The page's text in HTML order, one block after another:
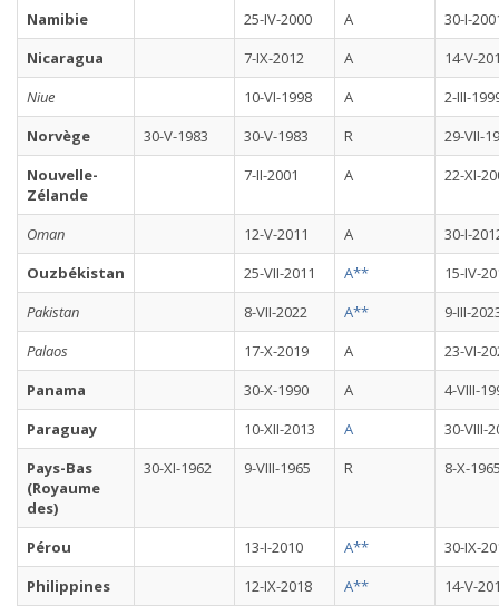
Namibie
25-IV-2000 A
30-I-
Nicaragua
7-IX-2012 A
14-V-
Niue
10-VI-1998 A
2-III-
Norvège
30-V-1983 30-V-1983 R
29-VII-
Nouvelle-
Zélande
7-II-2001 A 22-XI-
Oman 12-V-2011 A
30-I-
Ouzbékistan
25-VII-2011 A**
15-IV-
Pakistan
8-VII-2022 A**
9-III-
Palaos
17-X-2019 A
23-VI-
Panama
30-X-1990 A
4-VIII-
Paraguay
10-XII-2013 A
30-VIII-
Pays-Bas
(Royaume
des)
30-XI-1962 9-VIII-1965 R 8-X-
Pérou 13-I-2010 A**
30-IX-
Philippines
12-IX-2018 A**
14-V-